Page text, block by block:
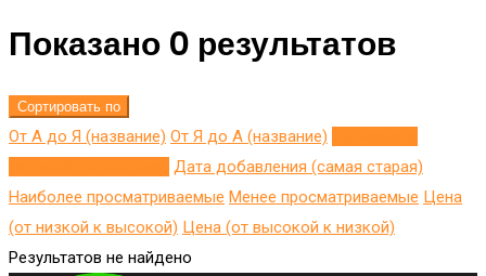
Показано 0 результатов
Сортировать по
От А до Я (название) От Я до A (название)
Дата добавления (самая старая)
Наиболее просматриваемые Менее просматриваемые Цена
(от низкой к высокой) Цена (от высокой к низкой)
Результатов не найдено